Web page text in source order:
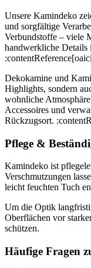
Unsere Kamindeko
und sorgfältige
Verbundstoffe – viele
handwerkliche Details
Dekokamine und
Highlights, sondern
wohnliche
Accessoires und
Rückzugsort.
Pflege &
Kamindeko ist
Verschmutzungen
leicht feuchten Tuch
Um die Optik
Oberflächen vor
schützen.
Häufige Fragen